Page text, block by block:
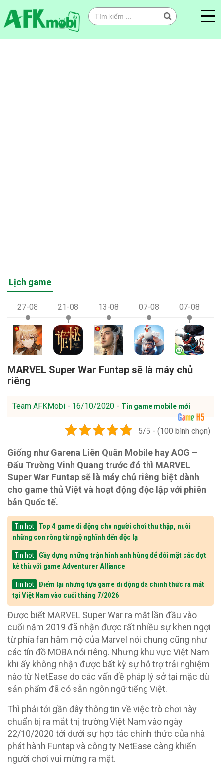
Lịch game
27-08 21-08 13-08 07-08 07-08
MARVEL Super War Funtap sẽ là máy chủ
riêng
Team AFKMobi - 16/10/2020 - Tin game mobile mới
5/5 - (100 bình chọn)
Giống như Garena Liên Quân Mobile hay AOG –
Đấu Trường Vinh Quang trước đó thì MARVEL
Super War Funtap sẽ là máy chủ riêng biệt dành
cho game thủ Việt và hoạt động độc lập với phiên
bản Quốc tế.
Tin hot
Top 4 game di động cho người chơi thu thập, nuôi
những con rồng từ ngộ nghĩnh đến độc lạ
Tin hot
Gầy dựng những trận hình anh hùng để đối mặt các đợt
kẻ thù với game Adventurer Alliance
Tin hot
Điểm lại những tựa game di động đã chính thức ra mắt
tại Việt Nam vào cuối tháng 7/2026
Được biết MARVEL Super War ra mắt lần đầu vào
cuối năm 2019 đã nhận được rất nhiều sự khen ngợi
từ phía fan hâm mộ của Marvel nói chung cũng như
các tín đồ MOBA nói riêng. Nhưng khu vực Việt Nam
khi ấy không nhận được bất kỳ sự hỗ trợ trải nghiệm
nào từ NetEase do các vấn đề pháp lý sở tại mặc dù
sản phẩm đã có sẵn ngôn ngữ tiếng Việt.
Thì phải tới gần đây thông tin về việc trò chơi này
chuẩn bị ra mắt thị trường Việt Nam vào ngày
22/10/2020 tới dưới sự hợp tác chính thức của nhà
phát hành Funtap và công ty NetEase càng khiến
người chơi vui mừng ra mặt.